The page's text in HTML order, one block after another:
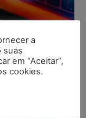
a
suas
em “Aceitar”,
cookies.